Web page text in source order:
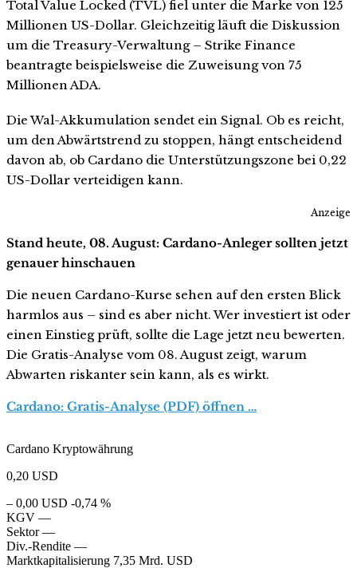
Total Value Locked (TVL) fiel unter die Marke von 125
Millionen US-Dollar. Gleichzeitig läuft die Diskussion
um die Treasury-Verwaltung – Strike Finance
beantragte beispielsweise die Zuweisung von 75
Millionen ADA.
Die Wal-Akkumulation sendet ein Signal. Ob es reicht,
um den Abwärtstrend zu stoppen, hängt entscheidend
davon ab, ob Cardano die Unterstützungszone bei 0,22
US-Dollar verteidigen kann.
Anzeige
Stand heute, 08. August: Cardano-Anleger sollten jetzt
genauer hinschauen
Die neuen Cardano-Kurse sehen auf den ersten Blick
harmlos aus – sind es aber nicht. Wer investiert ist oder
einen Einstieg prüft, sollte die Lage jetzt neu bewerten.
Die Gratis-Analyse vom 08. August zeigt, warum
Abwarten riskanter sein kann, als es wirkt.
Cardano: Gratis-Analyse (PDF) öffnen …
Cardano Kryptowährung
0,20 USD
– 0,00 USD -0,74 %
KGV —
Sektor —
Div.-Rendite —
Marktkapitalisierung 7,35 Mrd. USD